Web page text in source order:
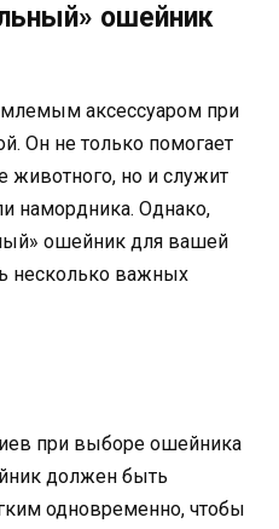
ошейник
аксессуаром при
Он не только помогает
животного, но и служит
намордника. Однако,
ошейник для вашей
несколько важных
при выборе ошейника
должен быть
одновременно, чтобы